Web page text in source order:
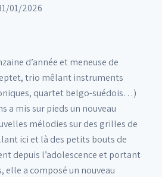
01/2026
d’année et meneuse de
trio mêlant instruments
quartet belgo-suédois…)
a mis sur pieds un nouveau
mélodies sur des grilles de
ici et là des petits bouts de
depuis l’adolescence et portant
elle a composé un nouveau